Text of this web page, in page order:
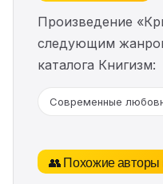
Произведение
следующим
каталога Книгизм:
Современные
👥 Похожие авторы